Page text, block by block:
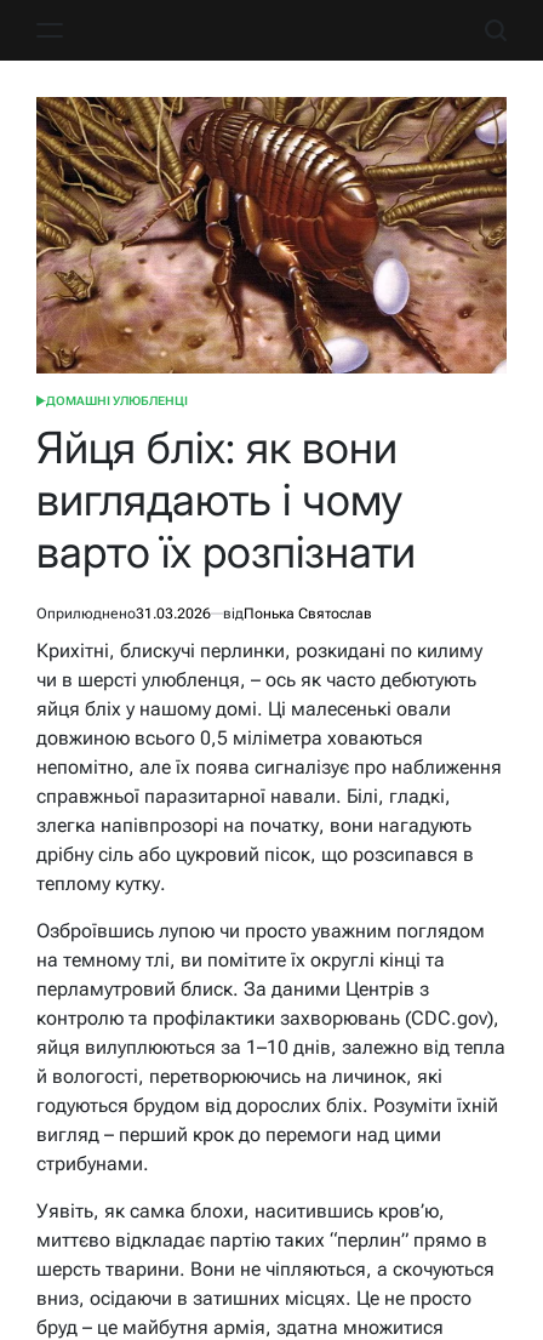
ОПУБЛІКУВАТИ
ДОМАШНІ УЛЮБЛЕНЦІ
Яйця бліх: як вони
виглядають і чому
варто їх розпізнати
Оприлюднено31.03.2026 відПонька Святослав
Крихітні, блискучі перлинки, розкидані по килиму
чи в шерсті улюбленця, – ось як часто дебютують
яйця бліх у нашому домі. Ці малесенькі овали
довжиною всього 0,5 міліметра ховаються
непомітно, але їх поява сигналізує про наближення
справжньої паразитарної навали. Білі, гладкі,
злегка напівпрозорі на початку, вони нагадують
дрібну сіль або цукровий пісок, що розсипався в
теплому кутку.
Озброївшись лупою чи просто уважним поглядом
на темному тлі, ви помітите їх округлі кінці та
перламутровий блиск. За даними Центрів з
контролю та профілактики захворювань (CDC.gov),
яйця вилуплюються за 1–10 днів, залежно від тепла
й вологості, перетворюючись на личинок, які
годуються брудом від дорослих бліх. Розуміти їхній
вигляд – перший крок до перемоги над цими
стрибунами.
Уявіть, як самка блохи, наситившись кров’ю,
миттєво відкладає партію таких “перлин” прямо в
шерсть тварини. Вони не чіпляються, а скочуються
вниз, осідаючи в затишних місцях. Це не просто
бруд – це майбутня армія, здатна множитися